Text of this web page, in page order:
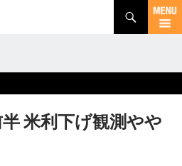
米利下げ観測やや